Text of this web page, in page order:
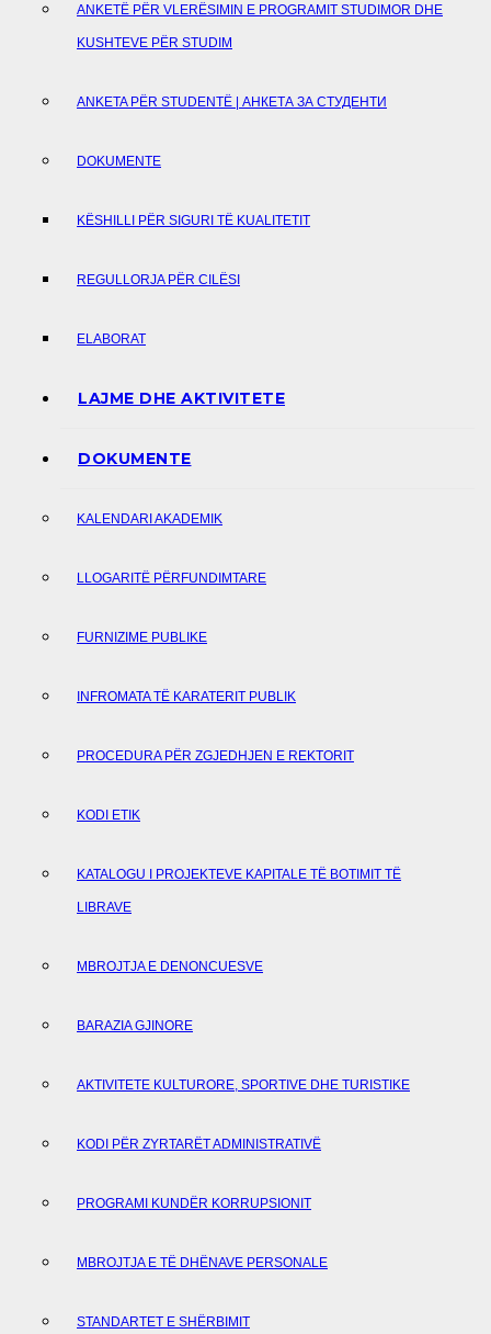
ANKETË PËR VLERËSIMIN E PROGRAMIT STUDIMOR DHE
KUSHTEVE PËR STUDIM
ANKETA PËR STUDENTË | АНКЕТА ЗА СТУДЕНТИ
DOKUMENTE
KËSHILLI PËR SIGURI TË KUALITETIT
REGULLORJA PËR CILËSI
ELABORAT
LAJME DHE AKTIVITETE
DOKUMENTE
KALENDARI AKADEMIK
LLOGARITË PËRFUNDIMTARE
FURNIZIME PUBLIKE
INFROMATA TË KARATERIT PUBLIK
PROCEDURA PËR ZGJEDHJEN E REKTORIT
KODI ETIK
KATALOGU I PROJEKTEVE KAPITALE TË BOTIMIT TË
LIBRAVE
MBROJTJA E DENONCUESVE
BARAZIA GJINORE
AKTIVITETE KULTURORE, SPORTIVE DHE TURISTIKE
KODI PËR ZYRTARËT ADMINISTRATIVË
PROGRAMI KUNDËR KORRUPSIONIT
MBROJTJA E TË DHËNAVE PERSONALE
STANDARTET E SHËRBIMIT